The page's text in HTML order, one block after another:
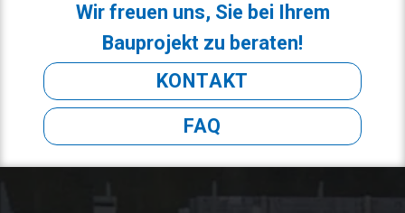
Wir freuen uns, Sie bei Ihrem
Bauprojekt zu beraten!
KONTAKT
FAQ